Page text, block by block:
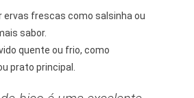
ervas frescas como salsinha ou
sabor.
quente ou frio, como
prato principal.